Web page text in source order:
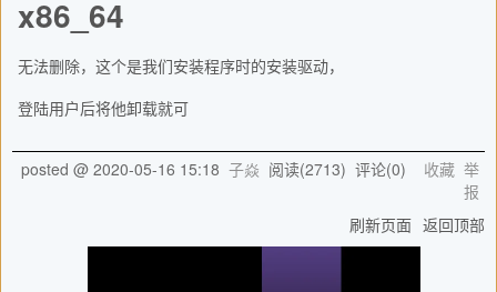
x86_64
无法删除，这个是我们安装程序时的安装驱动，
登陆用户后将他卸载就可
posted @ 2020-05-16 15:18 子焱 阅读(2713) 评论(0) 收藏 举
报
刷新页面 返回顶部